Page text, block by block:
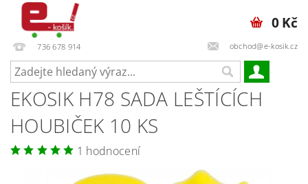
736 678 914 obchod@e-kosik.cz
0 Kč
EKOSIK H78 SADA LEŠTÍCÍCH
HOUBIČEK 10 KS
1 hodnocení